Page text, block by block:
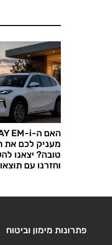
מעניק לכם את
טובה? יצאנו
וחזרנו עם
פתרונות מימון וביטוח